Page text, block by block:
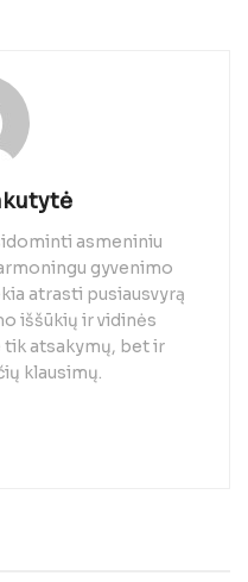
asmeniniu
gyvenimo
atrasti pusiausvyrą
iššūkių ir vidinės
tik atsakymų, bet ir
klausimų.